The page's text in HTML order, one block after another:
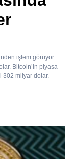
işlem görüyor.
Bitcoin’in piyasa
302 milyar dolar.